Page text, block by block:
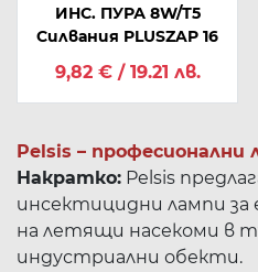
ИНС. ПУРА 8W/Т5
Силвания PLUSZAP 16
9,82 € / 19.21 лв.
Pelsis – професионални
Накратко: Pelsis
инсектицидни лампи
на летящи насекоми в
индустриални обекти.